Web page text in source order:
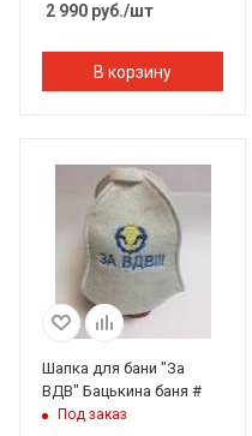
2 990 руб./шт
В корзину
Шапка для бани "За
ВДВ" Бацькина баня #
Под заказ